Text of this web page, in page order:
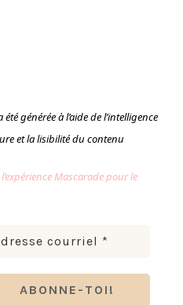
générée à l’aide de l’intelligence
et la lisibilité du contenu
Mascarade pour le